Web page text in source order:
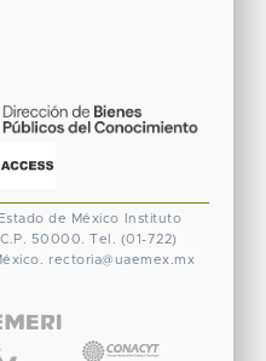
de México
Instituto
C.P. 50000. Tel. (01-722)
rectoria@uaemex.mx